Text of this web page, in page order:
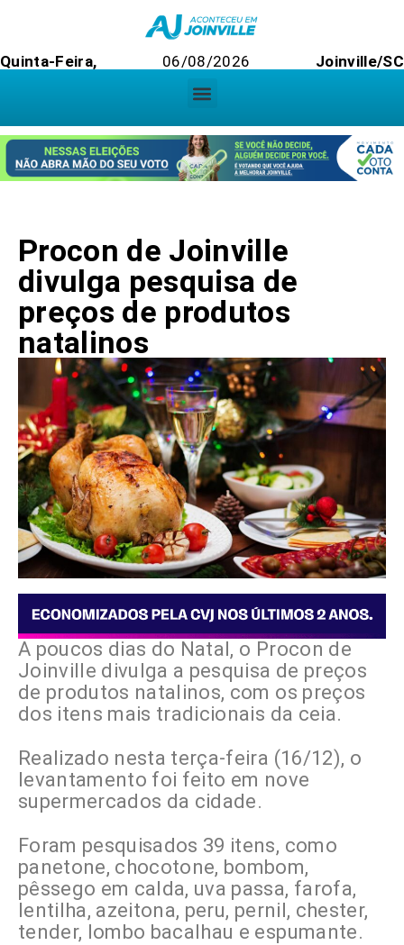
Quinta-Feira, 06/08/2026 Joinville/SC
Procon de Joinville
divulga pesquisa de
preços de produtos
natalinos
A poucos dias do Natal, o Procon de
Joinville divulga a pesquisa de preços
de produtos natalinos, com os preços
dos itens mais tradicionais da ceia.
Realizado nesta terça-feira (16/12), o
levantamento foi feito em nove
supermercados da cidade.
Foram pesquisados 39 itens, como
panetone, chocotone, bombom,
pêssego em calda, uva passa, farofa,
lentilha, azeitona, peru, pernil, chester,
tender, lombo bacalhau e espumante.